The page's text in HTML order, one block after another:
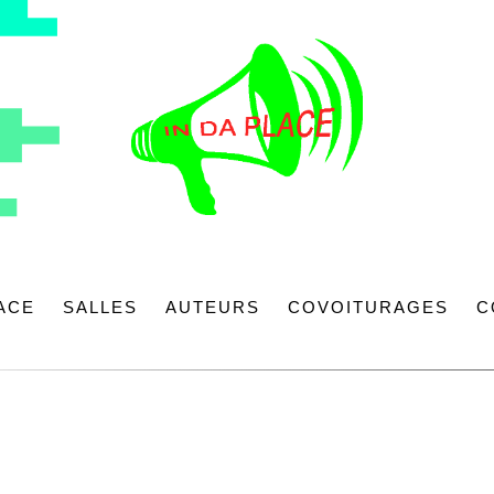
SALLES AUTEURS COVOITURAGES